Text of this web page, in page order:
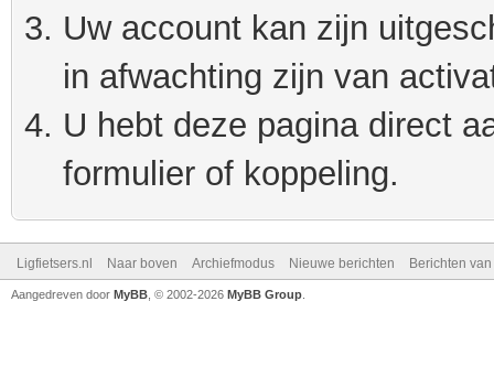
Uw account kan zijn
in afwachting zijn van
U hebt deze pagina direct
formulier of koppeling.
Ligfietsers.nl Naar boven Archiefmodus Nieuwe berichten Berichten
Aangedreven door MyBB , © 2002-2026 MyBB Group